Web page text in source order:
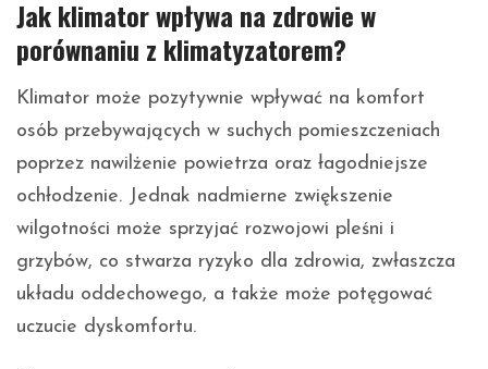
Jak klimator wpływa na zdrowie w
porównaniu z klimatyzatorem?
Klimator może pozytywnie wpływać na komfort
osób przebywających w suchych pomieszczeniach
poprzez nawilżenie powietrza oraz łagodniejsze
ochłodzenie. Jednak nadmierne zwiększenie
wilgotności może sprzyjać rozwojowi pleśni i
grzybów, co stwarza ryzyko dla zdrowia, zwłaszcza
układu oddechowego, a także może potęgować
uczucie dyskomfortu.